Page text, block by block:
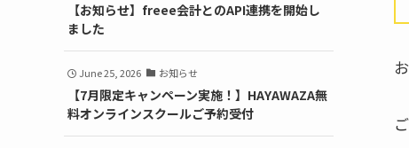
【お知らせ】freee会計とのAPI連携を開始し
ました
June 25, 2026 お知らせ
【7月限定キャンペーン実施！】HAYAWAZA無
料オンラインスクールご予約受付